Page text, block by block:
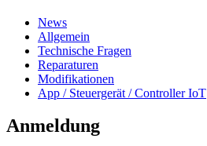
News
Allgemein
Technische Fragen
Reparaturen
Modifikationen
App / Steuergerät / Controller IoT
Anmeldung